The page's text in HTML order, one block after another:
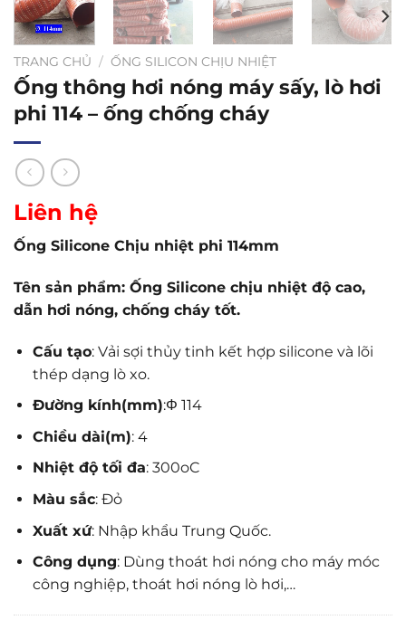
TRANG CHỦ / ỐNG SILICON CHỊU NHIỆT
Ống thông hơi nóng máy sấy, lò hơi
phi 114 – ống chống cháy
Liên hệ
Ống Silicone Chịu nhiệt phi 114mm
Tên sản phẩm: Ống Silicone chịu nhiệt độ cao,
dẫn hơi nóng, chống cháy tốt.
Cấu tạo: Vải sợi thủy tinh kết hợp silicone và lõi
thép dạng lò xo.
Đường kính(mm):Φ 114
Chiều dài(m): 4
Nhiệt độ tối đa: 300oC
Màu sắc: Đỏ
Xuất xứ: Nhập khẩu Trung Quốc.
Công dụng: Dùng thoát hơi nóng cho máy móc
công nghiệp, thoát hơi nóng lò hơi,…